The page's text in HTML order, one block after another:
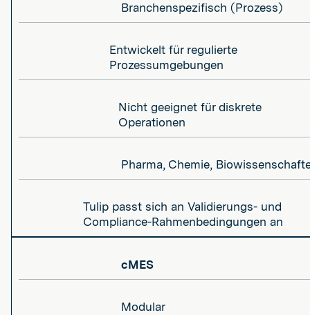
Branchenspezifisch (Prozess)
Entwickelt für regulierte
Prozessumgebungen
Nicht geeignet für diskrete
Operationen
Pharma, Chemie,
Tulip passt sich an Validierungs- und
Compliance-Rahmenbedingungen an
cMES
Modular